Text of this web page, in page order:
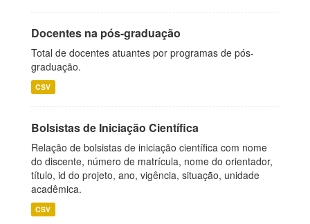
Docentes na pós-graduação
Total de docentes atuantes por programas de pós-
graduação.
CSV
Bolsistas de Iniciação Científica
Relação de bolsistas de iniciação científica com nome
do discente, número de matrícula, nome do orientador,
título, id do projeto, ano, vigência, situação, unidade
acadêmica.
CSV